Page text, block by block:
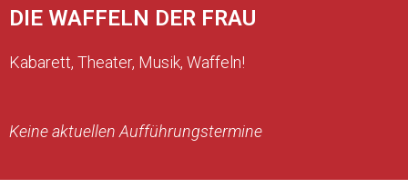
DIE WAFFELN DER FRAU
Kabarett, Theater, Musik, Waffeln!
Keine aktuellen Aufführungstermine